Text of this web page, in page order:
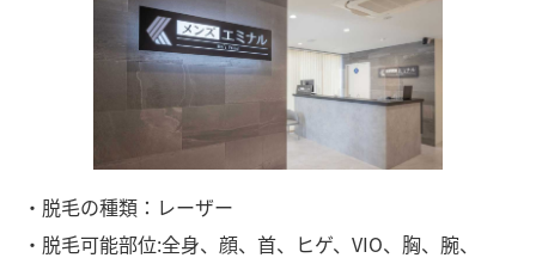
・脱毛の種類：レーザー
・脱毛可能部位:全身、顔、首、ヒゲ、VIO、胸、腕、